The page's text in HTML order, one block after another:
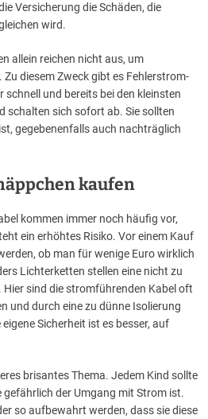
Versicherung die Schäden, die
wird.
allein reichen nicht aus, um
diesem Zweck gibt es Fehlerstrom-
schnell und bereits bei den kleinsten
schalten sich sofort ab. Sie sollten
gegebenenfalls auch nachträglich
kaufen
kommen immer noch häufig vor,
ein erhöhtes Risiko. Vor einem Kauf
ob man für wenige Euro wirklich
Lichterketten stellen eine nicht zu
sind die stromführenden Kabel oft
und durch eine zu dünne Isolierung
Sicherheit ist es besser, auf
brisantes Thema. Jedem Kind sollte
der Umgang mit Strom ist.
so aufbewahrt werden, dass sie diese